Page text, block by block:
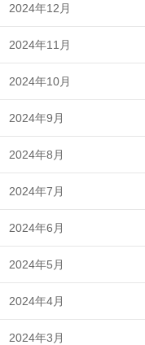
2024年12月
2024年11月
2024年10月
2024年9月
2024年8月
2024年7月
2024年6月
2024年5月
2024年4月
2024年3月